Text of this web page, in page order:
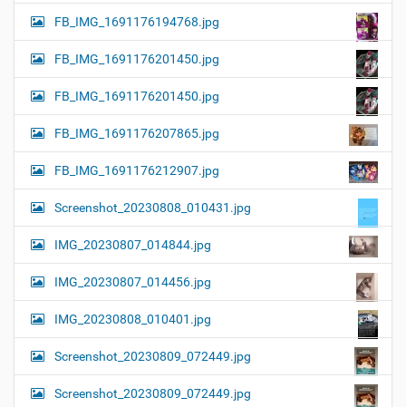
FB_IMG_1691176194768.jpg
FB_IMG_1691176201450.jpg
FB_IMG_1691176201450.jpg
FB_IMG_1691176207865.jpg
FB_IMG_1691176212907.jpg
Screenshot_20230808_010431.jpg
IMG_20230807_014844.jpg
IMG_20230807_014456.jpg
IMG_20230808_010401.jpg
Screenshot_20230809_072449.jpg
Screenshot_20230809_072449.jpg